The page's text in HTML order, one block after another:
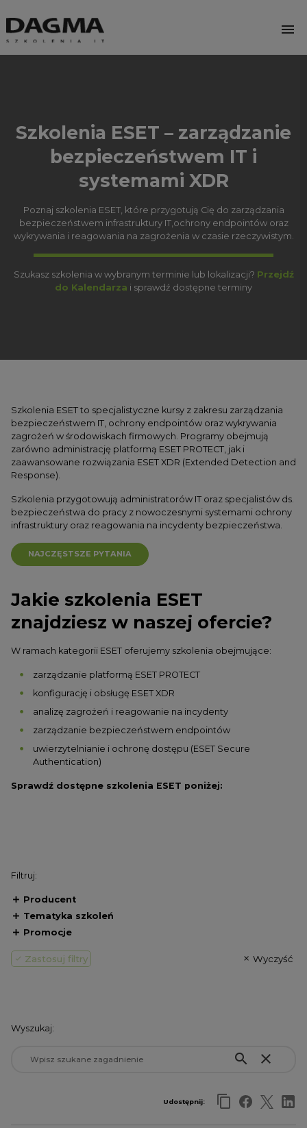
menu
Szkolenia ESET – zarządzanie
bezpieczeństwem IT i
systemami XDR
Poznaj szkolenia ESET, które przygotują Cię do zarządzania
bezpieczeństwem infrastruktury IT,ochrony endpointów oraz
wykrywania i reagowania na zagrożenia w czasie rzeczywistym.
Szukasz szkolenia w wybranym terminie lub lokalizacji? Przejdź
do Kalendarza i sprawdź dostępne terminy
Szkolenia ESET to specjalistyczne kursy z zakresu zarządzania
bezpieczeństwem IT, ochrony endpointów oraz wykrywania
zagrożeń w środowiskach firmowych. Programy obejmują
zarówno administrację platformą ESET PROTECT, jak i
zaawansowane rozwiązania ESET XDR (Extended Detection and
Response).
Szkolenia przygotowują administratorów IT oraz specjalistów ds.
bezpieczeństwa do pracy z nowoczesnymi systemami ochrony
infrastruktury oraz reagowania na incydenty bezpieczeństwa.
NAJCZĘSTSZE PYTANIA
Jakie szkolenia ESET
znajdziesz w naszej ofercie?
W ramach kategorii ESET oferujemy szkolenia obejmujące:
zarządzanie platformą ESET PROTECT
konfigurację i obsługę ESET XDR
analizę zagrożeń i reagowanie na incydenty
zarządzanie bezpieczeństwem endpointów
uwierzytelnianie i ochronę dostępu (ESET Secure
Authentication)
Sprawdź dostępne szkolenia ESET poniżej:
Filtruj:
Producent
Tematyka szkoleń
Promocje
Zastosuj filtry Wyczyść
Wyszukaj:
search close
Udostępnij: